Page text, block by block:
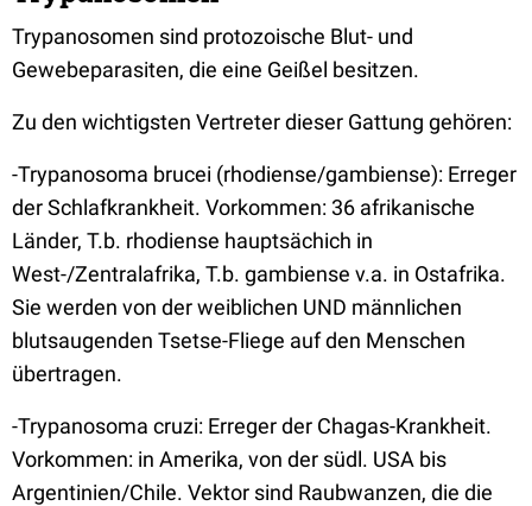
Trypanosomen sind protozoische Blut- und
Gewebeparasiten, die eine Geißel besitzen.
Zu den wichtigsten Vertreter dieser Gattung gehören:
-Trypanosoma brucei (rhodiense/gambiense): Erreger
der Schlafkrankheit. Vorkommen: 36 afrikanische
Länder, T.b. rhodiense hauptsächich in
West-/Zentralafrika, T.b. gambiense v.a. in Ostafrika.
Sie werden von der weiblichen UND männlichen
blutsaugenden Tsetse-Fliege auf den Menschen
übertragen.
-Trypanosoma cruzi: Erreger der Chagas-Krankheit.
Vorkommen: in Amerika, von der südl. USA bis
Argentinien/Chile. Vektor sind Raubwanzen, die die